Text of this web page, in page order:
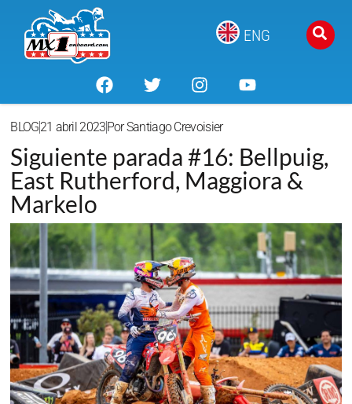
ENG
BLOG21 abril 2023 PorSantiago Crevoisier
Siguiente parada #16: Bellpuig,
East Rutherford, Maggiora &
Markelo